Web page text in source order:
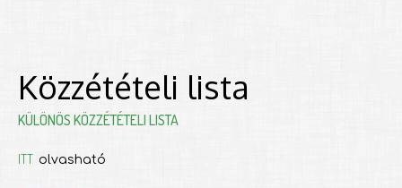
Közzétételi lista
KÜLÖNÖS KÖZZÉTÉTELI LISTA
ITT olvasható